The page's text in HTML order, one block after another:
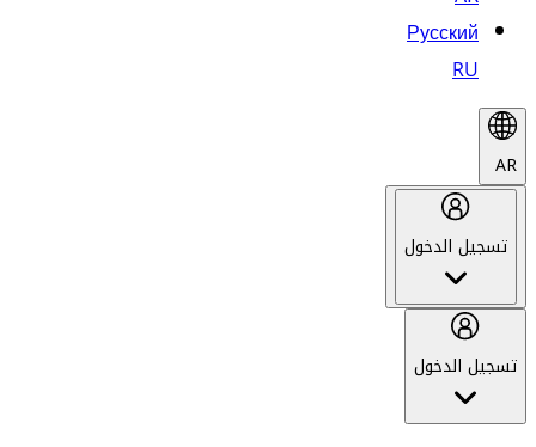
Русский
RU
AR
تسجيل الدخول
تسجيل الدخول